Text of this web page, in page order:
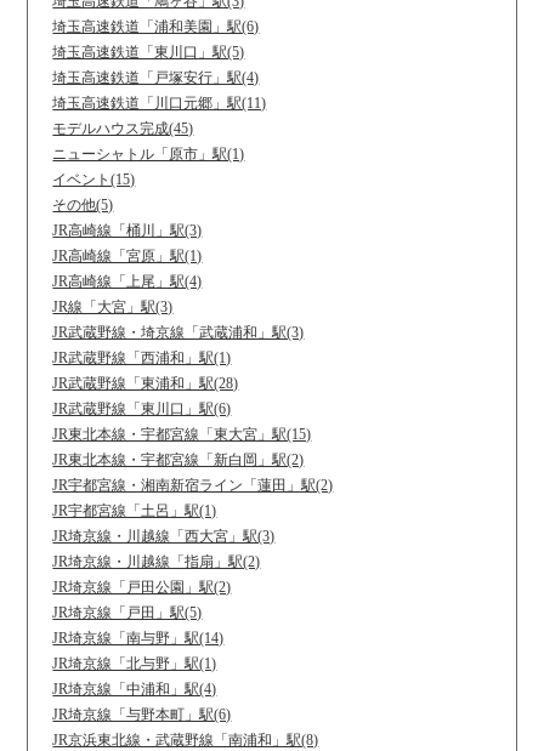
埼玉高速鉄道「浦和美園」駅(6)
埼玉高速鉄道「東川口」駅(5)
埼玉高速鉄道「戸塚安行」駅(4)
埼玉高速鉄道「川口元郷」駅(11)
モデルハウス完成(45)
ニューシャトル「原市」駅(1)
イベント(15)
その他(5)
JR高崎線「桶川」駅(3)
JR高崎線「宮原」駅(1)
JR高崎線「上尾」駅(4)
JR線「大宮」駅(3)
JR武蔵野線・埼京線「武蔵浦和」駅(3)
JR武蔵野線「西浦和」駅(1)
JR武蔵野線「東浦和」駅(28)
JR武蔵野線「東川口」駅(6)
JR東北本線・宇都宮線「東大宮」駅(15)
JR東北本線・宇都宮線「新白岡」駅(2)
JR宇都宮線・湘南新宿ライン「蓮田」駅(2)
JR宇都宮線「土呂」駅(1)
JR埼京線・川越線「西大宮」駅(3)
JR埼京線・川越線「指扇」駅(2)
JR埼京線「戸田公園」駅(2)
JR埼京線「戸田」駅(5)
JR埼京線「南与野」駅(14)
JR埼京線「北与野」駅(1)
JR埼京線「中浦和」駅(4)
JR埼京線「与野本町」駅(6)
JR京浜東北線・武蔵野線「南浦和」駅(8)